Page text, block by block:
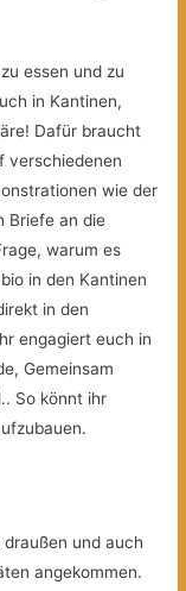
essen und zu
in Kantinen,
Dafür braucht
verschiedenen
wie der
Briefe an die
warum es
in den Kantinen
in den
engagiert euch in
Gemeinsam
So könnt ihr
und auch
angekommen.